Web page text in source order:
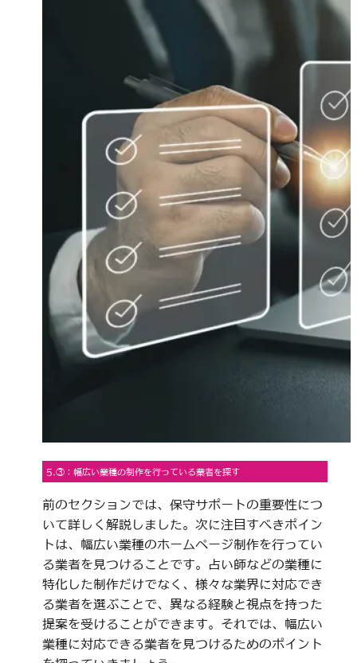
5.③：幅広い業種の制作を行っている業者を探す
前のセクションでは、保守サポートの重要性につ
いて詳しく解説しました。次に注目すべきポイン
トは、幅広い業種のホームページ制作を行ってい
る業者を見つけることです。占い師などの業種に
特化した制作だけでなく、様々な業界に対応でき
る業者を選ぶことで、異なる経験と視点を持った
提案を受けることができます。それでは、幅広い
業種に対応できる業者を見つけるためのポイント